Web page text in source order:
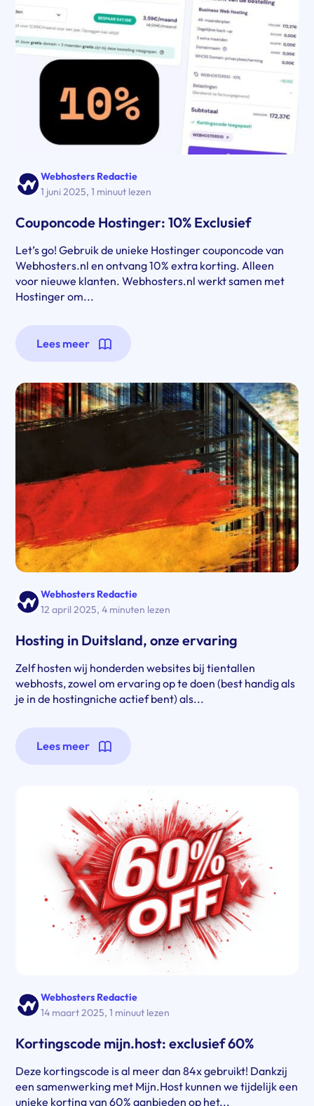
Webhosters Redactie
1 juni 2025,1 minuut lezen
Couponcode Hostinger: 10% Exclusief
Let’s go! Gebruik de unieke Hostinger couponcode van
Webhosters.nl en ontvang 10% extra korting. Alleen
voor nieuwe klanten. Webhosters.nl werkt samen met
Hostinger om...
Lees meer
Webhosters Redactie
12 april 2025,4 minuten lezen
Hosting in Duitsland, onze ervaring
Zelf hosten wij honderden websites bij tientallen
webhosts, zowel om ervaring op te doen (best handig als
je in de hostingniche actief bent) als...
Lees meer
Webhosters Redactie
14 maart 2025,1 minuut lezen
Kortingscode mijn.host: exclusief 60%
Deze kortingscode is al meer dan 84x gebruikt! Dankzij
een samenwerking met Mijn.Host kunnen we tijdelijk een
unieke korting van 60% aanbieden op het...